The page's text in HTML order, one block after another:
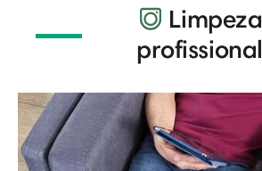
Limpeza
profissional